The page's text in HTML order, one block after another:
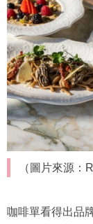
（圖片來源：
咖啡單看得出品